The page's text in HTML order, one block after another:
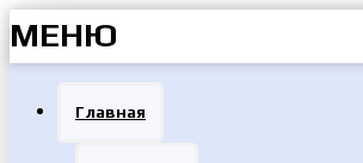
МЕНЮ
Главная